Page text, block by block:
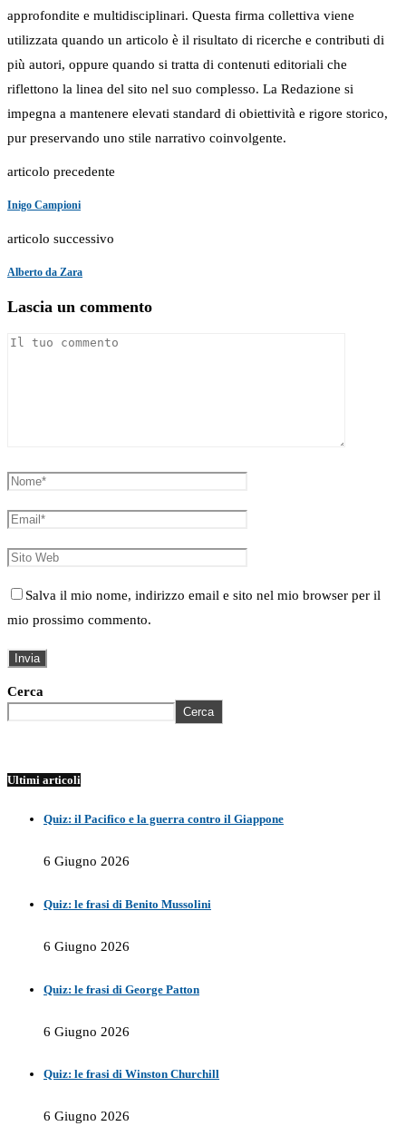
approfondite e multidisciplinari. Questa firma collettiva viene
utilizzata quando un articolo è il risultato di ricerche e contributi di
più autori, oppure quando si tratta di contenuti editoriali che
riflettono la linea del sito nel suo complesso. La Redazione si
impegna a mantenere elevati standard di obiettività e rigore storico,
pur preservando uno stile narrativo coinvolgente.
articolo precedente
Inigo Campioni
articolo successivo
Alberto da Zara
Lascia un commento
Salva il mio nome, indirizzo email e sito nel mio browser per il
mio prossimo commento.
Cerca
Cerca
Ultimi articoli
Quiz: il Pacifico e la guerra contro il Giappone
6 Giugno 2026
Quiz: le frasi di Benito Mussolini
6 Giugno 2026
Quiz: le frasi di George Patton
6 Giugno 2026
Quiz: le frasi di Winston Churchill
6 Giugno 2026